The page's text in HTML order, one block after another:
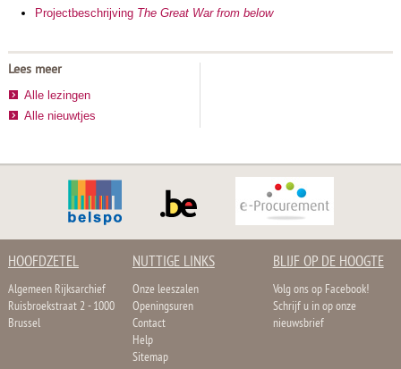
Projectbeschrijving The Great War from below
Lees meer
Alle lezingen
Alle nieuwtjes
HOOFDZETEL
Algemeen Rijksarchief
Ruisbroekstraat 2 - 1000
Brussel
NUTTIGE LINKS
Onze leeszalen
Openingsuren
Contact
Help
Sitemap
BLIJF OP DE HOOGTE
Volg ons op Facebook!
Schrijf u in op onze
nieuwsbrief